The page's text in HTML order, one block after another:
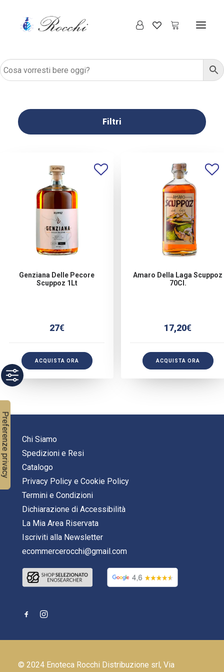
Filtri
Genziana Delle Pecore
Scuppoz 1Lt
27€
ACQUISTA ORA
Amaro Della Laga Scuppoz
70Cl.
17,20€
ACQUISTA ORA
Chi Siamo
Spedizioni e Resi
Catalogo
Privacy Policy e Cookie Policy
Termini e Condizioni
Dichiarazione di Accessibilità
La Mia Area Riservata
Iscriviti alla Newsletter
ecommercerocchi@gmail.com
© 2024 Enoteca Rocchi Distribuzione srl, Via